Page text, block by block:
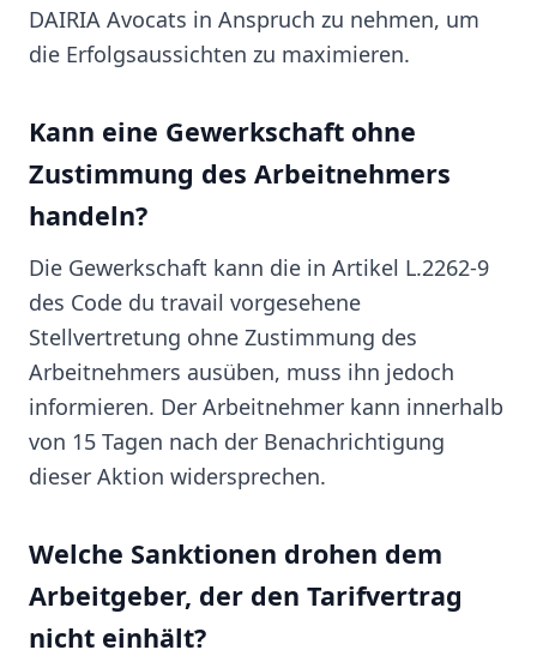
DAIRIA Avocats in Anspruch zu nehmen, um
die Erfolgsaussichten zu maximieren.
Kann eine Gewerkschaft ohne
Zustimmung des Arbeitnehmers
handeln?
Die Gewerkschaft kann die in Artikel L.2262-9
des Code du travail vorgesehene
Stellvertretung ohne Zustimmung des
Arbeitnehmers ausüben, muss ihn jedoch
informieren. Der Arbeitnehmer kann innerhalb
von 15 Tagen nach der Benachrichtigung
dieser Aktion widersprechen.
Welche Sanktionen drohen dem
Arbeitgeber, der den Tarifvertrag
nicht einhält?